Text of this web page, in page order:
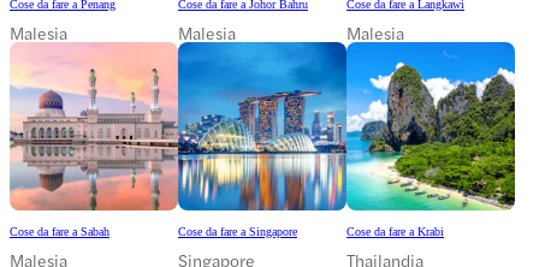
Cose da fare a Penang
Malesia
Cose da fare a Johor Bahru
Malesia
Cose da fare a Langkawi
Malesia
Cose da fare a Sabah
Malesia
Cose da fare a Singapore
Singapore
Cose da fare a Krabi
Thailandia